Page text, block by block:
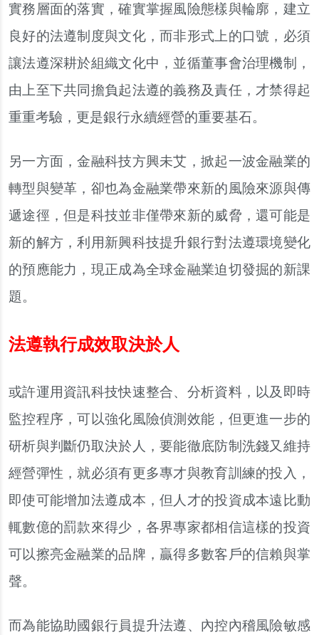
實務層面的落實 ，確實掌握風險態樣與輪廓 ， 建立
良好的法遵制度與文化，而非形式上的口號 ， 必須
讓法遵深耕於組織文化中 ， 並循董事會治理機制
，
由上至下共同擔負起法遵的義務及責任， 才禁得起
重重考驗 ， 更是銀行永續經營的重要基石。
另一方面 ，金融科技方興未艾 ，掀起一波金融業的
轉型與變革 ， 卻也為金融業帶來新的風險來源與傳
遞途徑 ，但是科技並非僅帶來新的威脅 ，還可能是
新的解方 ，利用新興科技提升銀行對法遵環境變化
的預應能力 ， 現正成為全球金融業迫切發掘的新課
題。
法遵執行成效取決於人
或許運用資訊科技快速整合、 分析資料， 以及即時
監控程序 ，可以強化風險偵測效能 ， 但更進一步的
研析與判斷仍取決於人 ，要能徹底防制洗錢又維持
經營彈性 ， 就必須有更多專才與教育訓練的投入 ，
即使可能增加法遵成本 ，但人才的投資成本遠比動
輒數億的罰款來得少 ， 各界專家都相信這樣的投資
可以擦亮金融業的品牌 ，贏得多數客戶的信賴與掌
聲。
而為能協助國銀行員提升法遵、 內控內稽風險敏感